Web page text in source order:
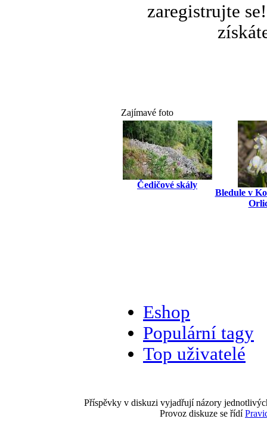
zaregistrujte
Zajímavé foto
Čedičové skály
Bledule v
Eshop
Populární tagy
Top uživatelé
Příspěvky v diskuzi vyjadřují názory
Provoz diskuze se řídí